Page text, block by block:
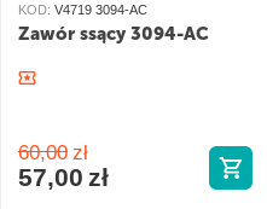
KOD: V4719 3094-AC
Zawór ssący 3094-AC
60,00 zł
57,00 zł